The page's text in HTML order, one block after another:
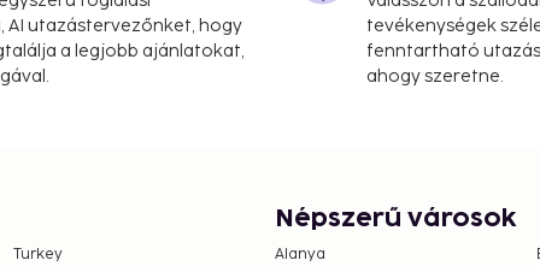
Soekarno-Hatta Intl.
banquet hall. Enjoy a
cafe. The hotel also
AI utazástervezőnket, hogy
a legjobb ajánlatokat,
tevékenységek
fenntartható
ahogy szeretne.
Turkey
Népszerű városok
Alanya